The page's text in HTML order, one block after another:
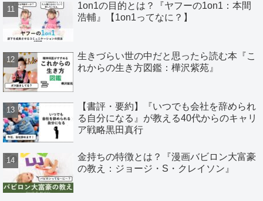
1on1の目的とは？『ヤフーの1on1：本間
浩輔』【1on1ってなに？】
生きづらい世の中だと思ったら読む本『こ
れからの生き方図鑑：樺沢紫苑』
【書評・要約】『いつでも会社を辞められ
る自分になる』が教える40代からのキャリ
ア戦略黒田真行
金持ちの特徴とは？『漫画バビロン大富豪
の教え：ジョージ・S・クレイソン』